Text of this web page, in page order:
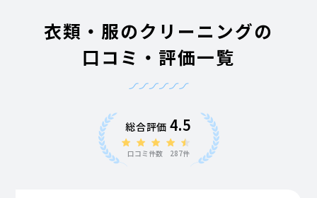
衣類・服のクリーニングの
口コミ・評価一覧
総合評価 4.5
口コミ件数 287件